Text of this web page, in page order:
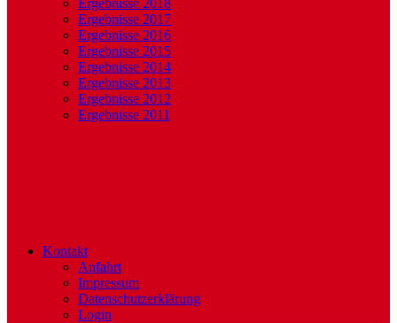
Ergebnisse 2018
Ergebnisse 2017
Ergebnisse 2016
Ergebnisse 2015
Ergebnisse 2014
Ergebnisse 2013
Ergebnisse 2012
Ergebnisse 2011
Kontakt
Anfahrt
Impressum
Datenschutzerklärung
Login